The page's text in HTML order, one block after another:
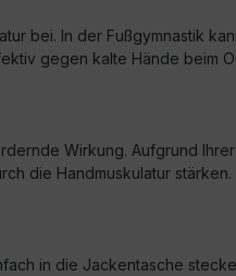
bei. In der Fußgymnastik
gegen kalte Hände beim
Wirkung. Aufgrund
die Handmuskulatur
in die Jackentasche